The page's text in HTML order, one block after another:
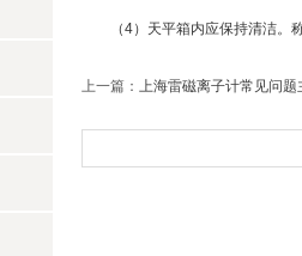
（4）天平箱内应保持清洁。称
上一篇： 上海雷磁离子计常见问题